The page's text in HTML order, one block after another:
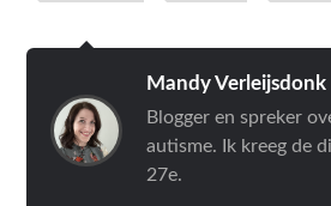
Mandy Verleijsdonk
Blogger en spreker
autisme. Ik kreeg de
27e.